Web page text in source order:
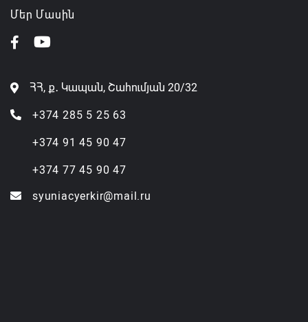
Մեր Մասին
ՀՀ, ք․ Կապան, Շահումյան 20/32
+374 285 5 25 63
+374 91 45 90 47
+374 77 45 90 47
syuniacyerkir@mail.ru